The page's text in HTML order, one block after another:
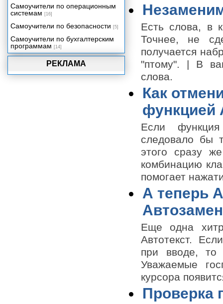
Есть слова, в
Точнее, не
получается
"птому". | В
слова.
Как
функцией
Если
следовало бы
этого сразу
комбинацию
помогает
А теперь
Еще одна
Автотекст.
при вводе, то
Уважаемые
курсора
Проверка
РЕКЛАМА
В колонки стройся!
Оглавление и указатели
Рисунки и картинки
Вставка объектов
У меня есть план!
Работа над документом
Самоучители по операционным
системам [16]
Самоучители по безопасности [5]
Самоучители по бухгалтерским
программам [14]